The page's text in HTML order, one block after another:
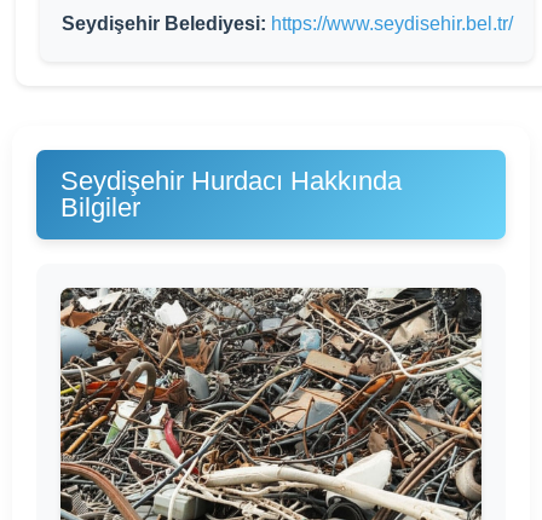
Seydişehir Belediyesi: https://www.seydisehir.bel.tr/
Seydişehir Hurdacı Hakkında
Bilgiler